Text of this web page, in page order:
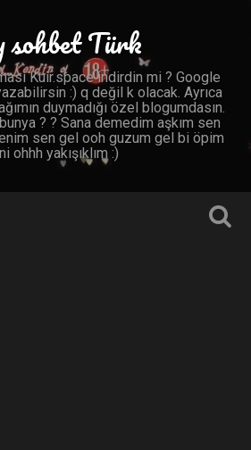
sohbet Türk
Kuir.space indirdin mi ? Google
:) q değil k olacak. Ayrıca
duymadığı özel blogumdasın.
? ? Sana demedim aşkım sen
sen gel ooh guzum gel bi öpim
ohhh yakışıklım :)